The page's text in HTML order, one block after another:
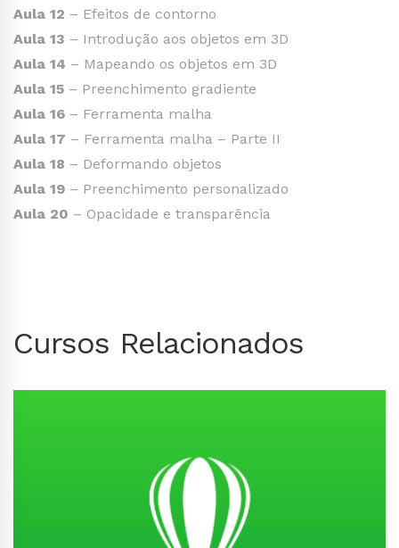
Aula 12 – Efeitos de contorno
Aula 13 – Introdução aos objetos em 3D
Aula 14 – Mapeando os objetos em 3D
Aula 15 – Preenchimento gradiente
Aula 16 – Ferramenta malha
Aula 17 – Ferramenta malha – Parte II
Aula 18 – Deformando objetos
Aula 19 – Preenchimento personalizado
Aula 20 – Opacidade e transparência
Cursos Relacionados